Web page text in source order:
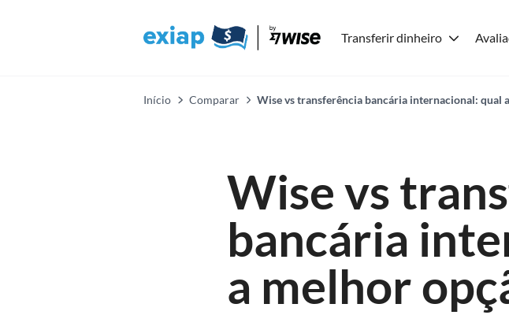
Transferir dinheiro
Início Comparar Wise vs transferência bancária internacional: qual
Wise vs
bancária
a melhor